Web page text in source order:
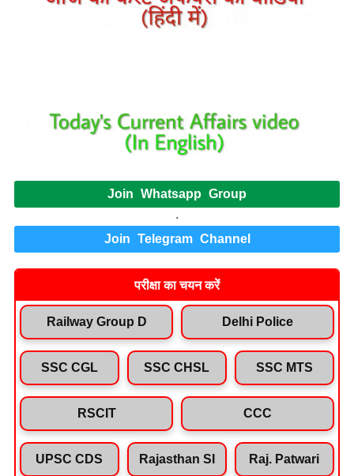
Join Whatsapp Group
.
Join Telegram Channel
परीक्षा का चयन करें
Railway Group D Delhi Police
SSC CGL SSC CHSL SSC MTS
RSCIT CCC
UPSC CDS Rajasthan SI Raj. Patwari